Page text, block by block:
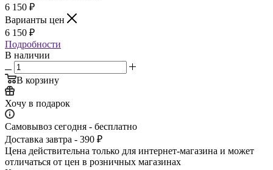
6 150 ₽
Варианты цен
6 150 ₽
Подробности
В наличии
В корзину
Хочу в подарок
Самовывоз сегодня - бесплатно
Доставка завтра - 390 ₽
Цена действительна только для интернет-магазина и может
отличаться от цен в розничных магазинах